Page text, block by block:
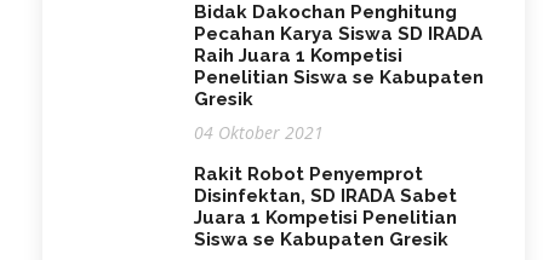
Bidak Dakochan Penghitung
Pecahan Karya Siswa SD IRADA
Raih Juara 1 Kompetisi
Penelitian Siswa se Kabupaten
Gresik
04 Oktober 2021
Rakit Robot Penyemprot
Disinfektan, SD IRADA Sabet
Juara 1 Kompetisi Penelitian
Siswa se Kabupaten Gresik